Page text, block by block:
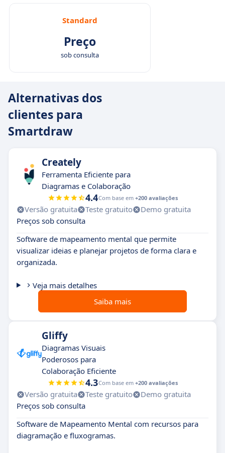
Standard
Preço
sob consulta
Alternativas dos
clientes para
Smartdraw
Creately
Ferramenta Eficiente para
Diagramas e Colaboração
4.4Com base em +200 avaliações
Versão gratuita Teste gratuito
Demo gratuita
Preços sob consulta
Software de mapeamento mental que permite
visualizar ideias e planejar projetos de forma clara e
organizada.
Veja mais detalhes
Saiba mais
Gliffy
Diagramas Visuais
Poderosos para
Colaboração Eficiente
4.3Com base em +200 avaliações
Versão gratuita Teste gratuito
Demo gratuita
Preços sob consulta
Software de Mapeamento Mental com recursos para
diagramação e fluxogramas.